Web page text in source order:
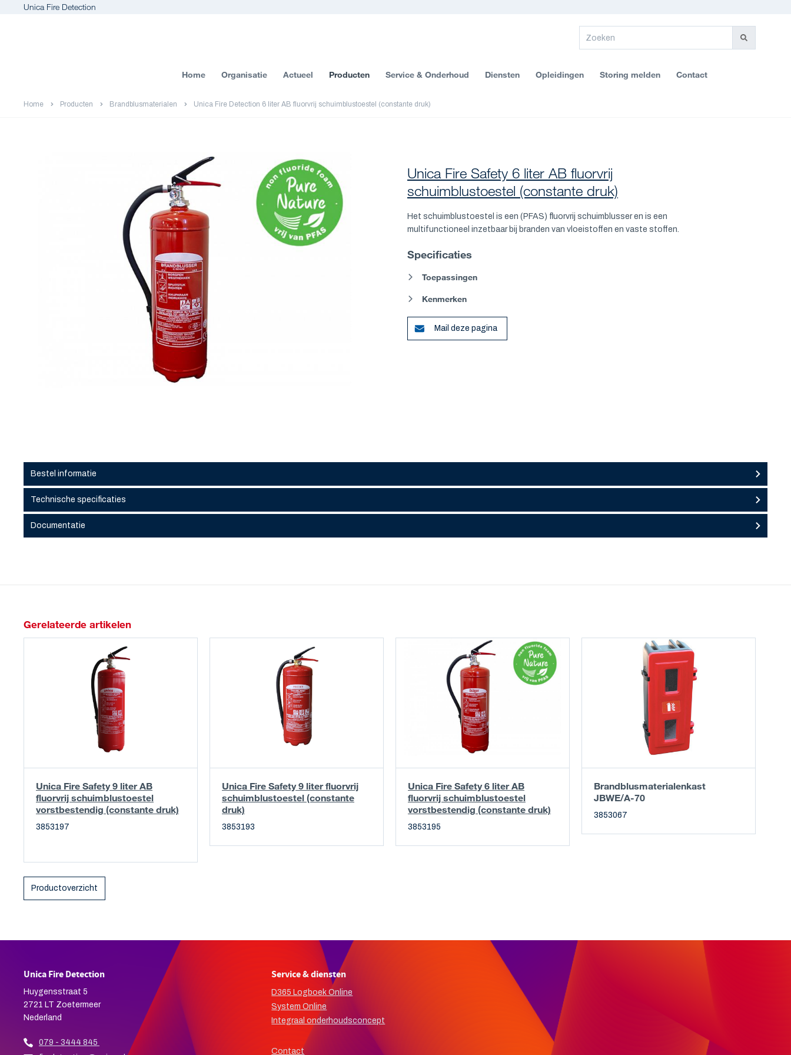
Unica Fire Detection
Home Organisatie Actueel Producten Service & Onderhoud Diensten Opleidingen Storing melden Contact
Home Producten Brandblusmaterialen Unica Fire Detection 6 liter AB fluorvrij schuimblustoestel (constante druk)
Unica Fire Safety 6 liter AB fluorvrij
schuimblustoestel (constante druk)
Het schuimblustoestel is een (PFAS) fluorvrij schuimblusser en is een
multifunctioneel inzetbaar bij branden van vloeistoffen en vaste stoffen.
Specificaties
Toepassingen
Kenmerken
Mail deze pagina
Bestel informatie
Technische specificaties
Documentatie
Gerelateerde artikelen
Unica Fire Safety 9 liter AB
fluorvrij schuimblustoestel
vorstbestendig (constante druk)
3853197
Unica Fire Safety 9 liter fluorvrij
schuimblustoestel (constante
druk)
3853193
Unica Fire Safety 6 liter AB
fluorvrij schuimblustoestel
vorstbestendig (constante druk)
3853195
Brandblusmaterialenkast
JBWE/A-70
3853067
Productoverzicht
Unica Fire Detection
Huygensstraat 5
2721 LT Zoetermeer
Nederland
079 - 3444 845
Service & diensten
D365 Logboek Online
System Online
Integraal onderhoudsconcept
Contact